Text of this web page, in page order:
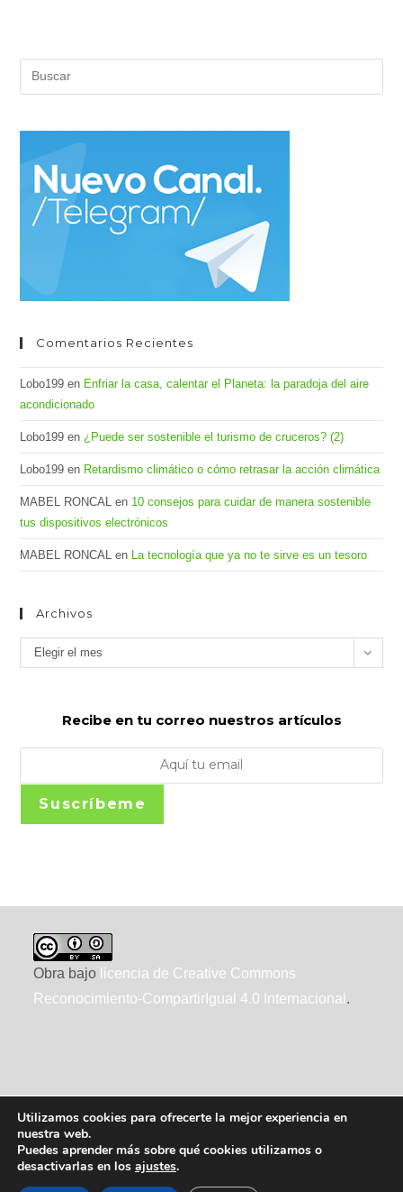
Comentarios Recientes
Lobo199 en Enfriar la casa, calentar el Planeta: la paradoja del aire
acondicionado
Lobo199 en ¿Puede ser sostenible el turismo de cruceros? (2)
Lobo199 en Retardismo climático o cómo retrasar la acción climática
MABEL RONCAL en 10 consejos para cuidar de manera sostenible
tus dispositivos electrónicos
MABEL RONCAL en La tecnología que ya no te sirve es un tesoro
Archivos
Archivos
Elegir el mes
Recibe en tu correo nuestros artículos
Suscríbeme
Obra bajo licencia de Creative Commons
Reconocimiento-CompartirIgual 4.0 Internacional .
2010-2026 ecointeligencia, realizado por
WordPress
Utilizamos cookies para ofrecerte la mejor experiencia en
nuestra web.
Puedes aprender más sobre qué cookies utilizamos o
desactivarlas en los ajustes.